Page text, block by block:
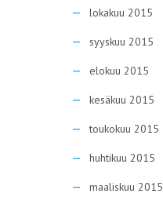
lokakuu 2015
syyskuu 2015
elokuu 2015
kesäkuu 2015
toukokuu 2015
huhtikuu 2015
maaliskuu 2015